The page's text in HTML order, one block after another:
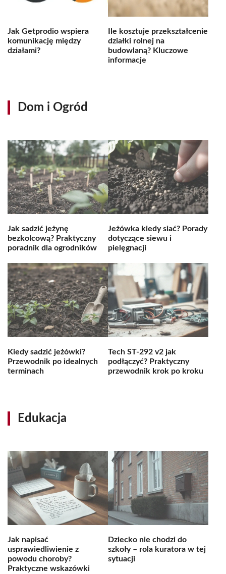
Jak Getprodio wspiera
komunikację między
działami?
Ile kosztuje przekształcenie
działki rolnej na
budowlaną? Kluczowe
informacje
Dom i Ogród
Jak sadzić jeżynę
bezkolcową? Praktyczny
poradnik dla ogrodników
Jeżówka kiedy siać? Porady
dotyczące siewu i
pielęgnacji
Kiedy sadzić jeżówki?
Przewodnik po idealnych
terminach
Tech ST-292 v2 jak
podłączyć? Praktyczny
przewodnik krok po kroku
Edukacja
Jak napisać
usprawiedliwienie z
powodu choroby?
Praktyczne wskazówki
Dziecko nie chodzi do
szkoły – rola kuratora w tej
sytuacji